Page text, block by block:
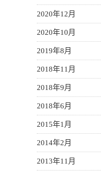
2020年12月
2020年10月
2019年8月
2018年11月
2018年9月
2018年6月
2015年1月
2014年2月
2013年11月